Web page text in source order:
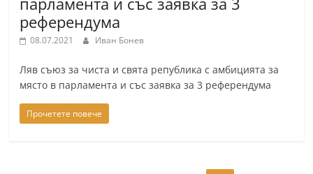
референдума
08.07.2021 Иван Бонев
Ляв съюз за чиста и свята република с амбицията за
място в парламента и със заявка за 3 референдума
Прочетете повече